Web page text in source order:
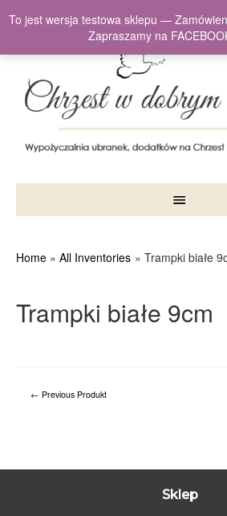
Home All Inventories Trampki białe
Trampki białe 9cm
← Previous Produkt
Sklep
To jest wersja testowa sklepu —
Zapraszamy na